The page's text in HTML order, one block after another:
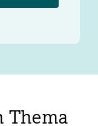
Thema